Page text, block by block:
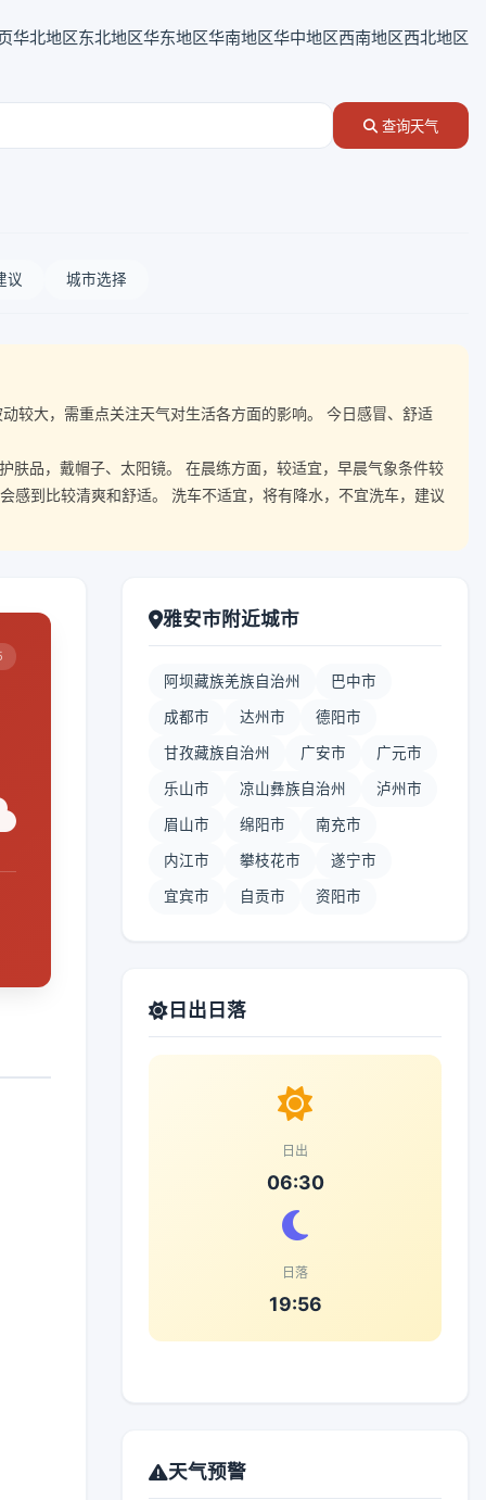
华北地区东北地区华东地区华南地区华中地区西南地区西北地区
查询天气
议 城市选择
大，需重点关注天气对生活各方面的影响。 今日感冒、舒适
品，戴帽子、太阳镜。 在晨练方面，较适宜，早晨气象条件较
感到比较清爽和舒适。 洗车不适宜，将有降水，不宜洗车，建议
雅安市附近城市
阿坝藏族羌族自治州 巴中市
成都市 达州市 德阳市
甘孜藏族自治州 广安市 广元市
乐山市 凉山彝族自治州 泸州市
眉山市 绵阳市 南充市
内江市 攀枝花市 遂宁市
宜宾市 自贡市 资阳市
日出日落
日出
06:30
日落
19:56
天气预警